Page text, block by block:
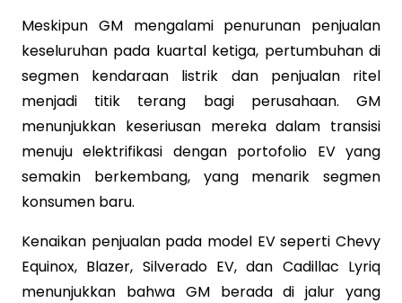
Meskipun GM mengalami penurunan penjualan
keseluruhan pada kuartal ketiga, pertumbuhan di
segmen kendaraan listrik dan penjualan ritel
menjadi titik terang bagi perusahaan. GM
menunjukkan keseriusan mereka dalam transisi
menuju elektrifikasi dengan portofolio EV yang
semakin berkembang, yang menarik segmen
konsumen baru.
Kenaikan penjualan pada model EV seperti Chevy
Equinox, Blazer, Silverado EV, dan Cadillac Lyriq
menunjukkan bahwa GM berada di jalur yang